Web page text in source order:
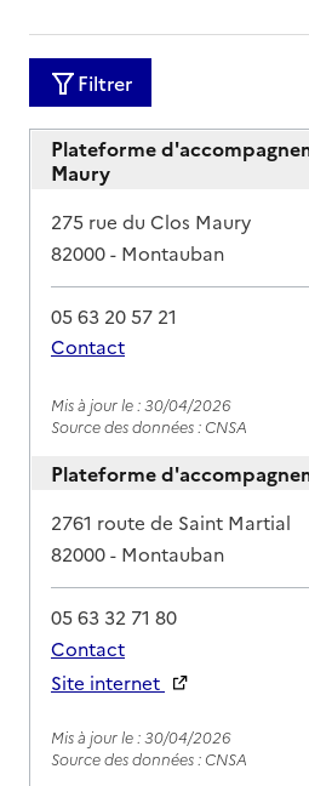
Filtrer
Plateforme
Maury
Adresse
275 rue du Clos Maury
82000- Montauban
05 63 20 57 21
Contact
Mis à jour le : 30/04/2026
Source des données : CNSA
Plateforme
Adresse
2761 route de Saint Martial
82000- Montauban
05 63 32 71 80
Contact
Site internet
Mis à jour le : 30/04/2026
Source des données : CNSA